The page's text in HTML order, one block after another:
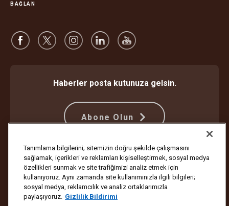
BAĞLAN
Haberler posta kutunuza gelsin.
Abone Olun
Dolandırıcılığa Karşı Koruma
Hüküm ve Koşullar
İnternet Sitesi Kullanım Koşulları
Gizlilik Bildirimi Çerez Ayarları
Telif Hakkı ©1994-2026 United Parcel Service of America, Inc. Tüm
hakları saklıdır. Bundan sonra e-posta bildirimleri almak istemiyor
Tanımlama bilgilerini; sitemizin doğru şekilde çalışmasını
sağlamak, içerikleri ve reklamları kişiselleştirmek, sosyal medya
özellikleri sunmak ve site trafiğimizi analiz etmek için
kullanıyoruz. Aynı zamanda site kullanımınızla ilgili bilgileri;
sosyal medya, reklamcılık ve analiz ortaklarımızla
paylaşıyoruz. Gizlilik Bildirimi